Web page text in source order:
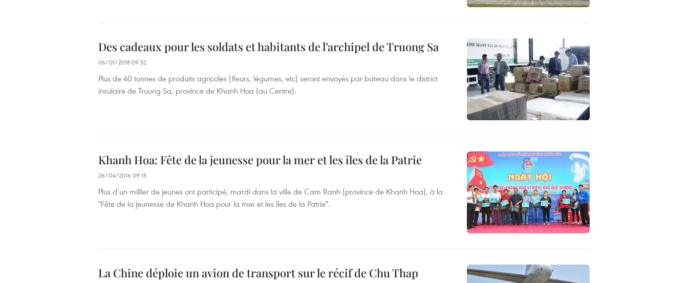
Des cadeaux pour les soldats et habitants de l’archipel de Truong Sa
06/01/2018 09:52
Plus de 40 tonnes de produits agricoles (fleurs, légumes, etc) seront envoyés par bateau dans le district
insulaire de Truong Sa, province de Khanh Hoa (au Centre).
Khanh Hoa: ​Fête de la jeunesse pour la mer et les îles de la Patrie
26/04/2016 09:15
Plus d’un millier de jeunes ont participé, mardi dans la ville de Cam Ranh (province de Khanh Hoa), à la ​
"Fête de la jeunesse de Khanh Hoa pour la mer et les îles de la Patrie".
La Chine déploie un avion de transport sur le récif de Chu Thap